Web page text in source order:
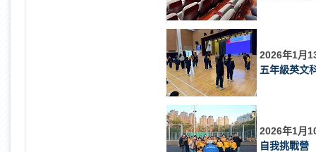
2026年1月
五年級英文
2026年1月
自我挑戰營